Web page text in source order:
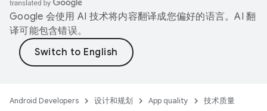
Google 会使用 AI 技术将内容翻译成您偏好的语言。AI 翻
译可能包含错误。
Android Developers 设计和规划 App quality 技术质量